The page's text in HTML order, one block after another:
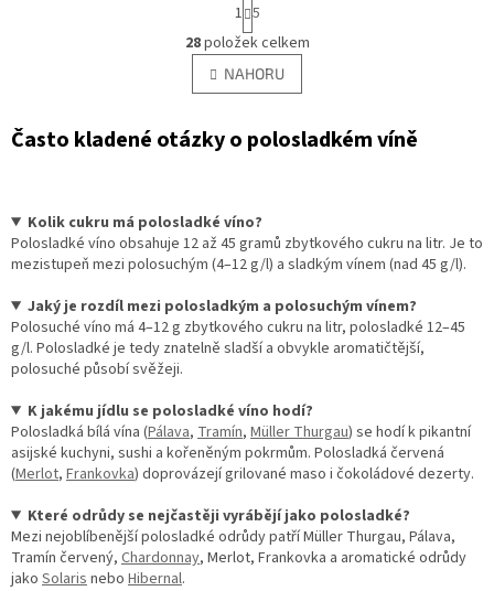
O
v
l
á
a
c
r
v
k
v
ý
p
u
t
r
á
n
k
v
á
1 5
28položek celkem
NAHORU
Často kladené otázky o polosladkém víně
Kolik cukru má polosladké víno?
Polosladké víno obsahuje 12 až 45 gramů zbytkového cukru na litr. Je to
mezistupeň mezi polosuchým (4–12 g/l) a sladkým vínem (nad 45 g/l).
Jaký je rozdíl mezi polosladkým a polosuchým vínem?
Polosuché víno má 4–12 g zbytkového cukru na litr, polosladké 12–45
g/l. Polosladké je tedy znatelně sladší a obvykle aromatičtější,
polosuché působí svěžeji.
K jakému jídlu se polosladké víno hodí?
Polosladká bílá vína (Pálava, Tramín, Müller Thurgau) se hodí k pikantní
asijské kuchyni, sushi a kořeněným pokrmům. Polosladká červená
(Merlot, Frankovka) doprovázejí grilované maso i čokoládové dezerty.
Které odrůdy se nejčastěji vyrábějí jako polosladké?
Mezi nejoblíbenější polosladké odrůdy patří Müller Thurgau, Pálava,
Tramín červený, Chardonnay, Merlot, Frankovka a aromatické odrůdy
jako Solaris nebo Hibernal.